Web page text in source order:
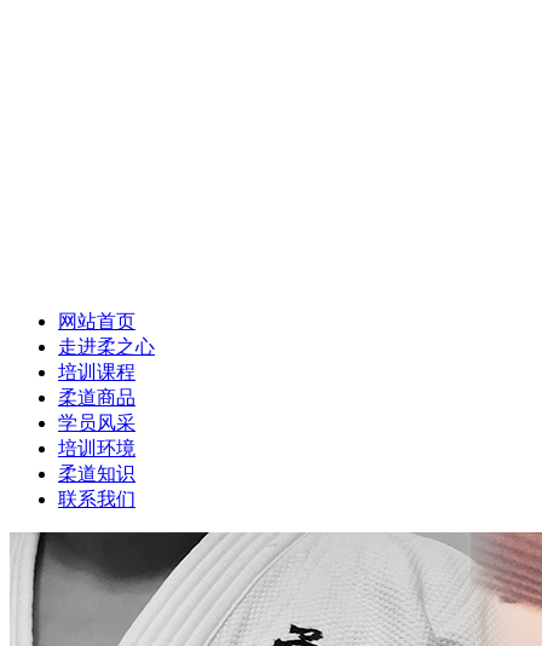
网站首页
走进柔之心
培训课程
柔道商品
学员风采
培训环境
柔道知识
联系我们